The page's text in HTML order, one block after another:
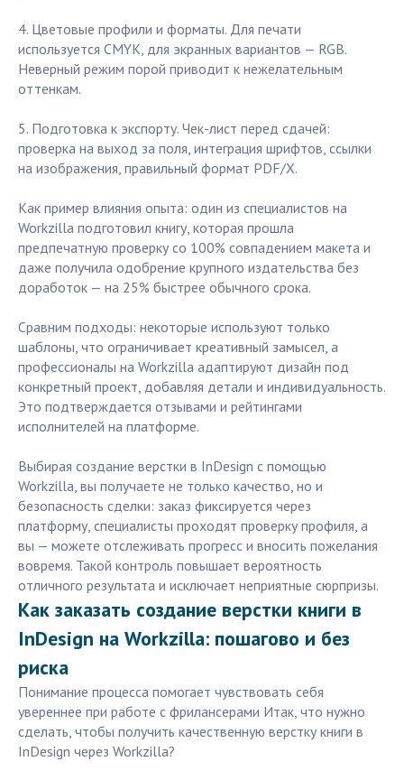
4. Цветовые профили и форматы. Для печати
используется CMYK, для экранных вариантов — RGB.
Неверный режим порой приводит к нежелательным
оттенкам.
5. Подготовка к экспорту. Чек-лист перед сдачей:
проверка на выход за поля, интеграция шрифтов, ссылки
на изображения, правильный формат PDF/X.
Как пример влияния опыта: один из специалистов на
Workzilla подготовил книгу, которая прошла
предпечатную проверку со 100% совпадением макета и
даже получила одобрение крупного издательства без
доработок — на 25% быстрее обычного срока.
Сравним подходы: некоторые используют только
шаблоны, что ограничивает креативный замысел, а
профессионалы на Workzilla адаптируют дизайн под
конкретный проект, добавляя детали и индивидуальность.
Это подтверждается отзывами и рейтингами
исполнителей на платформе.
Выбирая создание верстки в InDesign с помощью
Workzilla, вы получаете не только качество, но и
безопасность сделки: заказ фиксируется через
платформу, специалисты проходят проверку профиля, а
вы — можете отслеживать прогресс и вносить пожелания
вовремя. Такой контроль повышает вероятность
отличного результата и исключает неприятные сюрпризы.
Как заказать создание верстки книги в
InDesign на Workzilla: пошагово и без
риска
Понимание процесса помогает чувствовать себя
увереннее при работе с фрилансерами Итак, что нужно
сделать, чтобы получить качественную верстку книги в
InDesign через Workzilla?